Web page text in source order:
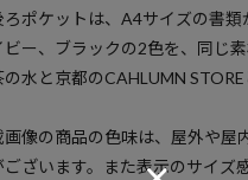
ろポケットは、A4サイズの書類
ビー、ブラックの2色を、同じ
の水と京都のCAHLUMN
像の商品の色味は、屋外や屋
ざいます。また表示のサイズ